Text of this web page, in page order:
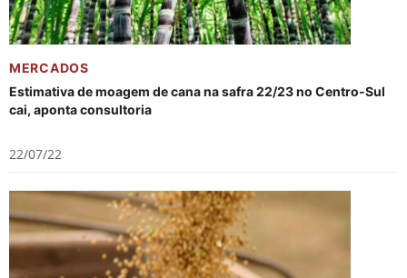
MERCADOS
Estimativa de moagem de cana na safra 22/23 no Centro-Sul
cai, aponta consultoria
22/07/22